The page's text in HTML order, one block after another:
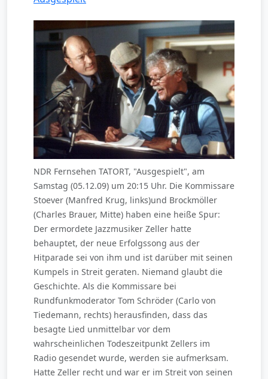
NDR Fernsehen TATORT, "Ausgespielt", am
Samstag (05.12.09) um 20:15 Uhr. Die Kommissare
Stoever (Manfred Krug, links)und Brockmöller
(Charles Brauer, Mitte) haben eine heiße Spur:
Der ermordete Jazzmusiker Zeller hatte
behauptet, der neue Erfolgssong aus der
Hitparade sei von ihm und ist darüber mit seinen
Kumpels in Streit geraten. Niemand glaubt die
Geschichte. Als die Kommissare bei
Rundfunkmoderator Tom Schröder (Carlo von
Tiedemann, rechts) herausfinden, dass das
besagte Lied unmittelbar vor dem
wahrscheinlichen Todeszeitpunkt Zellers im
Radio gesendet wurde, werden sie aufmerksam.
Hatte Zeller recht und war er im Streit von seinen